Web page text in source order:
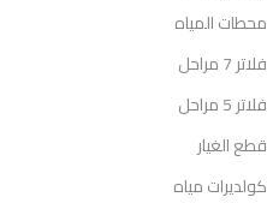
محطات المياه
فلاتر 7 مراحل
فلاتر 5 مراحل
قطع الغيار
كولديرات مياه